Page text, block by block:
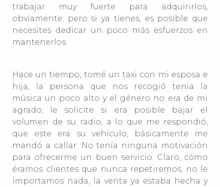
trabajar muy fuerte para adquirirlos,
obviamente; pero si ya tienes, es posible que
necesites dedicar un poco más esfuerzos en
mantenerlos.
Hace un tiempo, tomé un taxi con mi esposa e
hija, la persona que nos recogió tenia la
música un poco alto y el género no era de mi
agrado, le solicite si era posible bajar el
volumen de su radio, a lo que me respondió,
que este era su vehículo, básicamente me
mandó a callar. No tenía ninguna motivación
para ofrecerme un buen servicio. Claro, cómo
éramos clientes que nunca repetiremos, no le
importamos nada, la venta ya estaba hecha y